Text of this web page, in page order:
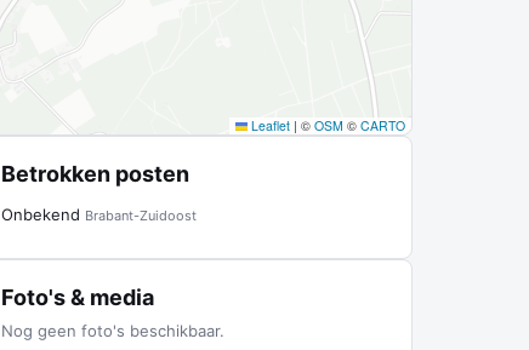
Leaflet | © OSM © CARTO
Betrokken posten
Onbekend Brabant-Zuidoost
Foto's & media
Nog geen foto's beschikbaar.